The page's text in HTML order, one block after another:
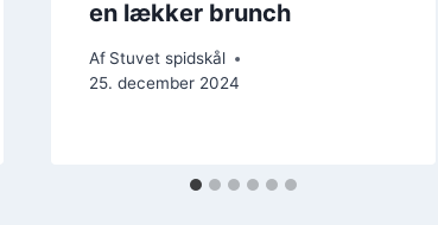
en lækker brunch
Af Stuvet spidskål
25. december 2024